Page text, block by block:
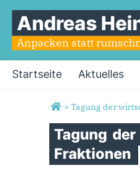
Andreas
Anpacken statt
Startseite Aktuelles
Sie sind
» Tagung der
Tagung der
Fraktionen